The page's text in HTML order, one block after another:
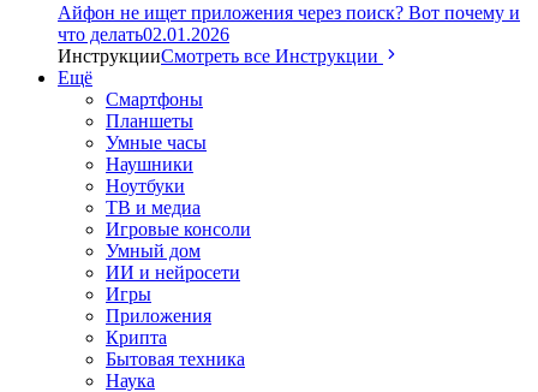
Айфон не ищет приложения через поиск? Вот почему и
что делать02.01.2026
ИнструкцииСмотреть все Инструкции
Ещё
Смартфоны
Планшеты
Умные часы
Наушники
Ноутбуки
ТВ и медиа
Игровые консоли
Умный дом
ИИ и нейросети
Игры
Приложения
Крипта
Бытовая техника
Наука